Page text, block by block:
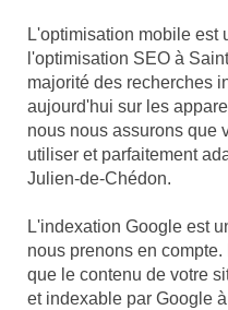
L'optimisation mobile est
l'optimisation SEO à
majorité des recherches
aujourd'hui sur les
nous nous assurons que
utiliser et parfaitement
Julien-de-Chédon.
L'indexation Google est
nous prenons en
que le contenu de votre
et indexable par Google